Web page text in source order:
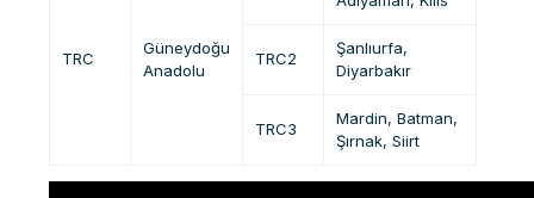
TRC
Güneydoğu
Anadolu
TRC2
Şanlıurfa,
Diyarbakır
TRC3
Mardin, Batman,
Şırnak, Siirt